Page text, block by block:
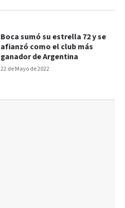
22 de Mayo de 2022
Boca sumó su estrella 72 y se
afianzó como el club más
ganador de Argentina